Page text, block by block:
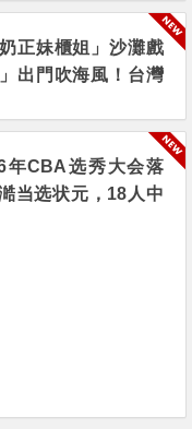
正妹櫃姐」沙灘戲
出門吹海風！台灣
年CBA选秀大会落
当选状元，18人中